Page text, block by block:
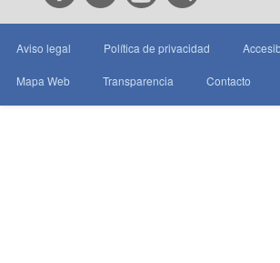
Aviso legal Política de privacidad
Mapa Web Transparencia Contacto